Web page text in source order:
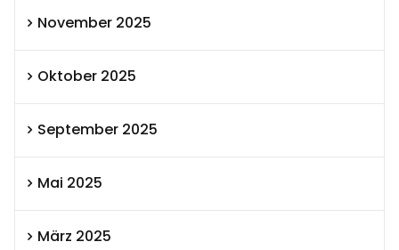
November 2025
Oktober 2025
September 2025
Mai 2025
März 2025